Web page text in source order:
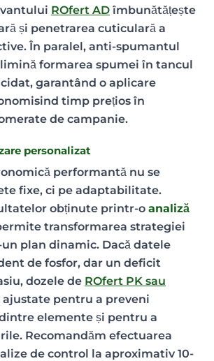
ROfert AD îmbunătățește
și penetrarea cuticulară a
În paralel, anti-spumantul
formarea spumei în tancul
garantând o aplicare
timp prețios în
de campanie.
personalizat
performantă nu se
fixe, ci pe adaptabilitate.
obținute printr-o analiză
transformarea strategiei
plan dinamic. Dacă datele
de fosfor, dar un deficit
dozele de ROfert PK sau
ajustate pentru a preveni
elemente și pentru a
Recomandăm efectuarea
de control la aproximativ 10-